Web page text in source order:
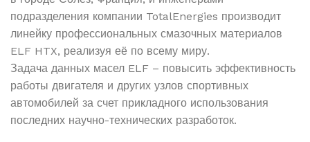
подразделения компании TotalEnergies производит
линейку профессиональных смазочных материалов
ELF HTX, реализуя её по всему миру.
Задача данных масел ELF – повысить эффективность
работы двигателя и других узлов спортивных
автомобилей за счет прикладного использования
последних научно-технических разработок.